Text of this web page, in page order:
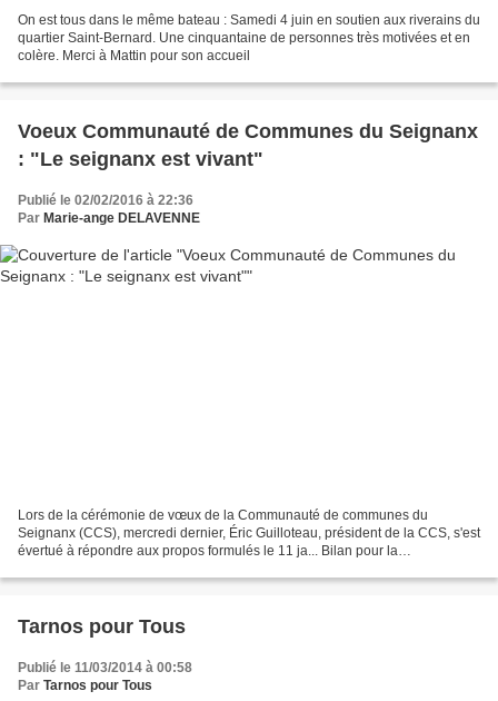
On est tous dans le même bateau : Samedi 4 juin en soutien aux riverains du
quartier Saint-Bernard. Une cinquantaine de personnes très motivées et en
colère. Merci à Mattin pour son accueil
Voeux Communauté de Communes du Seignanx
: "Le seignanx est vivant"
Publié le 02/02/2016 à 22:36
Par Marie-ange DELAVENNE
Lors de la cérémonie de vœux de la Communauté de communes du
Seignanx (CCS), mercredi dernier, Éric Guilloteau, président de la CCS, s'est
évertué à répondre aux propos formulés le 11 ja... Bilan pour la
Tarnos pour Tous
Publié le 11/03/2014 à 00:58
Par Tarnos pour Tous